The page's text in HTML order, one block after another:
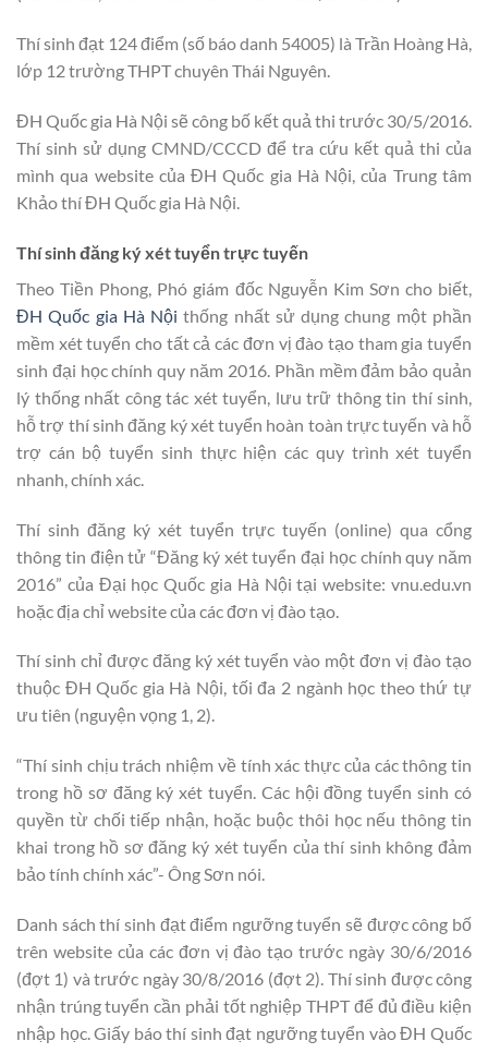
Thí sinh đạt 124 điểm (số báo danh 54005) là Trần Hoàng Hà,
lớp 12 trường THPT chuyên Thái Nguyên.
ĐH Quốc gia Hà Nội sẽ công bố kết quả thi trước 30/5/2016.
Thí sinh sử dụng CMND/CCCD để tra cứu kết quả thi của
mình qua website của ĐH Quốc gia Hà Nội, của Trung tâm
Khảo thí ĐH Quốc gia Hà Nội.
Thí sinh đăng ký xét tuyển trực tuyến
Theo Tiền Phong, Phó giám đốc Nguyễn Kim Sơn cho biết,
ĐH Quốc gia Hà Nội thống nhất sử dụng chung một phần
mềm xét tuyển cho tất cả các đơn vị đào tạo tham gia tuyển
sinh đại học chính quy năm 2016. Phần mềm đảm bảo quản
lý thống nhất công tác xét tuyển, lưu trữ thông tin thí sinh,
hỗ trợ thí sinh đăng ký xét tuyển hoàn toàn trực tuyến và hỗ
trợ cán bộ tuyển sinh thực hiện các quy trình xét tuyển
nhanh, chính xác.
Thí sinh đăng ký xét tuyển trực tuyến (online) qua cổng
thông tin điện tử “Đăng ký xét tuyển đại học chính quy năm
2016” của Đại học Quốc gia Hà Nội tại website: vnu.edu.vn
hoặc địa chỉ website của các đơn vị đào tạo.
Thí sinh chỉ được đăng ký xét tuyển vào một đơn vị đào tạo
thuộc ĐH Quốc gia Hà Nội, tối đa 2 ngành học theo thứ tự
ưu tiên (nguyện vọng 1, 2).
“Thí sinh chịu trách nhiệm về tính xác thực của các thông tin
trong hồ sơ đăng ký xét tuyển. Các hội đồng tuyển sinh có
quyền từ chối tiếp nhận, hoặc buộc thôi học nếu thông tin
khai trong hồ sơ đăng ký xét tuyển của thí sinh không đảm
bảo tính chính xác”- Ông Sơn nói.
Danh sách thí sinh đạt điểm ngưỡng tuyển sẽ được công bố
trên website của các đơn vị đào tạo trước ngày 30/6/2016
(đợt 1) và trước ngày 30/8/2016 (đợt 2). Thí sinh được công
nhận trúng tuyển cần phải tốt nghiệp THPT để đủ điều kiện
nhập học. Giấy báo thí sinh đạt ngưỡng tuyển vào ĐH Quốc